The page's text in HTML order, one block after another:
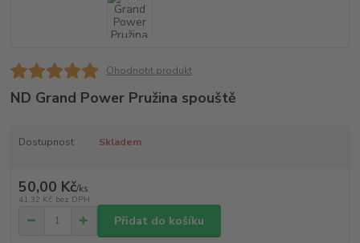
Ohodnotit produkt
ND Grand Power Pružina spouště
Dostupnost Skladem
50,00 Kč/ks
41,32 Kč bez DPH
Přidat do košíku